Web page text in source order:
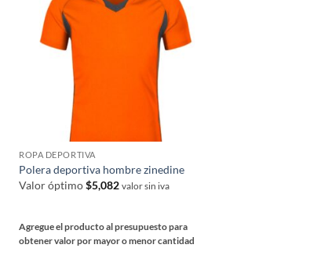
opciones
pueden
producto
ROPA DEPORTIVA
Polera deportiva hombre zinedine
Valor óptimo$5,082 valor sin iva
Agregue el producto al presupuesto para
obtener valor por mayor o menor cantidad